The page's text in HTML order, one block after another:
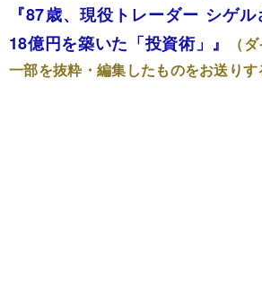
『87歳、現役トレーダー シゲ
18億円を築いた「投資術」』
（
一部を抜粋・編集したものをお送りす